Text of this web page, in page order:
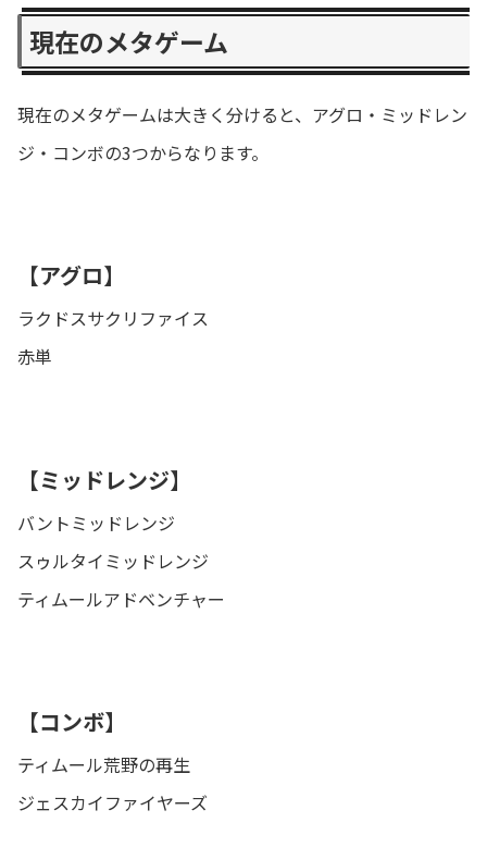
現在のメタゲーム
現在のメタゲームは大きく分けると、アグロ・ミッドレン
ジ・コンボの3つからなります。
【アグロ】
ラクドスサクリファイス
赤単
【ミッドレンジ】
バントミッドレンジ
スゥルタイミッドレンジ
ティムールアドベンチャー
【コンボ】
ティムール荒野の再生
ジェスカイファイヤーズ